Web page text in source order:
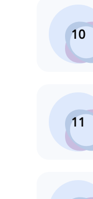
10
11